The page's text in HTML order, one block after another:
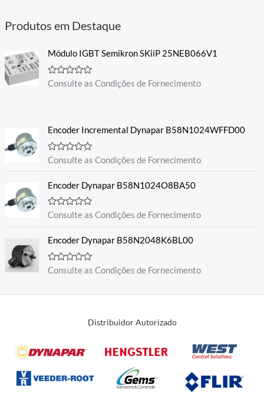
Produtos em Destaque
Módulo IGBT Semikron SKiiP 25NEB066V1
A
ç
o
0
d
5
Consulte as Condições de Fornecimento
Encoder Incremental Dynapar B58N1024WFFD00
A
l
a
ã
d
5
Consulte as Condições de Fornecimento
Encoder Dynapar B58N1024O8BA50
A
l
a
ç
ã
d
Consulte as Condições de Fornecimento
Encoder Dynapar B58N2048K6BL00
A
l
d
Consulte as Condições de Fornecimento
Distribuidor Autorizado